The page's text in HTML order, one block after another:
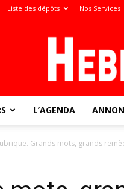
Liste des dépôts Nos Services
L’AGENDA
Grands mots, grands